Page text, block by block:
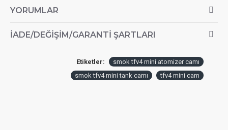
YORUMLAR
İADE/DEĞIŞIM/GARANTI ŞARTLARI
Etiketler:
smok tfv4 mini atomizer camı
smok tfv4 mini tank camı
tfv4 mini cam